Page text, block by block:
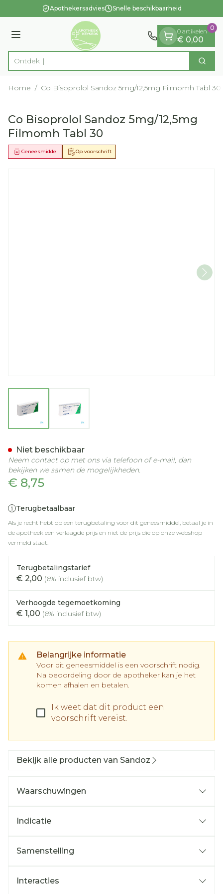
Ga naar de inhoudApothekersadvies Snelle beschikbaarheid
Menu
Product, merk, categorie... Zoek
0 artikelen
€ 0,00
0
Home / Co Bisoprolol Sandoz 5mg/12,5mg Filmomh Tabl 30
Co Bisoprolol Sandoz 5mg/12,5mg
Filmomh Tabl 30
Op voorschrift
Geneesmiddel
€ 8,75
Terugbetaalbaar
Als je recht hebt op een terugbetaling voor dit geneesmiddel, betaal je in
de apotheek een verlaagde prijs en niet de prijs die op onze webshop
vermeld staat.
Terugbetalingstarief
€ 2,00 (6% inclusief btw)
Verhoogde tegemoetkoming
€ 1,00 (6% inclusief btw)
Belangrijke informatie
Voor dit geneesmiddel is een voorschrift nodig.
Na beoordeling door de apotheker kan je het
komen afhalen en betalen.
Ik weet dat dit product een
voorschrift vereist.
Niet beschikbaar
Neem contact op met ons via telefoon of e-mail, dan
bekijken we samen de mogelijkheden.
Bekijk alle producten van Sandoz
Waarschuwingen
moet u er extra voorzichtig mee zijn?
Indicatie
Samenstelling
bisoprololfumaraat en hydrochloorthiazide.
Interacties